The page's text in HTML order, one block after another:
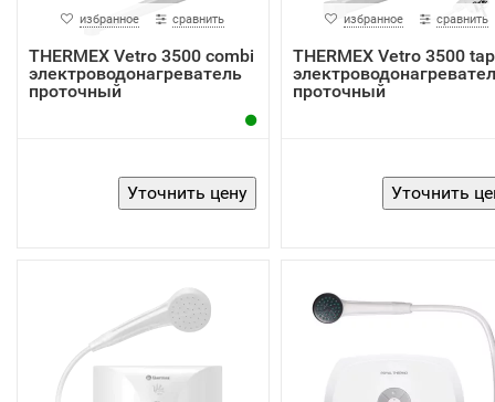
избранное сравнить
THERMEX Vetro 3500 combi
электроводонагреватель
проточный
избранное сравнить
THERMEX Vetro 3500 tap
проточный